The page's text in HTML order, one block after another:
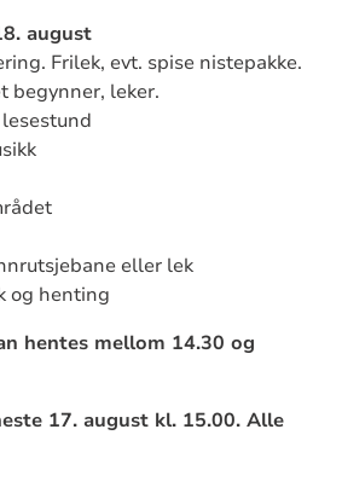
august
Frilek, evt. spise nistepakke.
begynner, leker.
eller lek
og henting
hentes mellom 14.30 og
17. august kl. 15.00. Alle